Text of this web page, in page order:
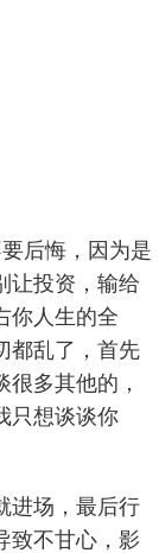
后悔，因为是
让投资，输给
你人生的全
都乱了，首先
多其他的，
只想谈谈你
进场，最后行
致不甘心，影